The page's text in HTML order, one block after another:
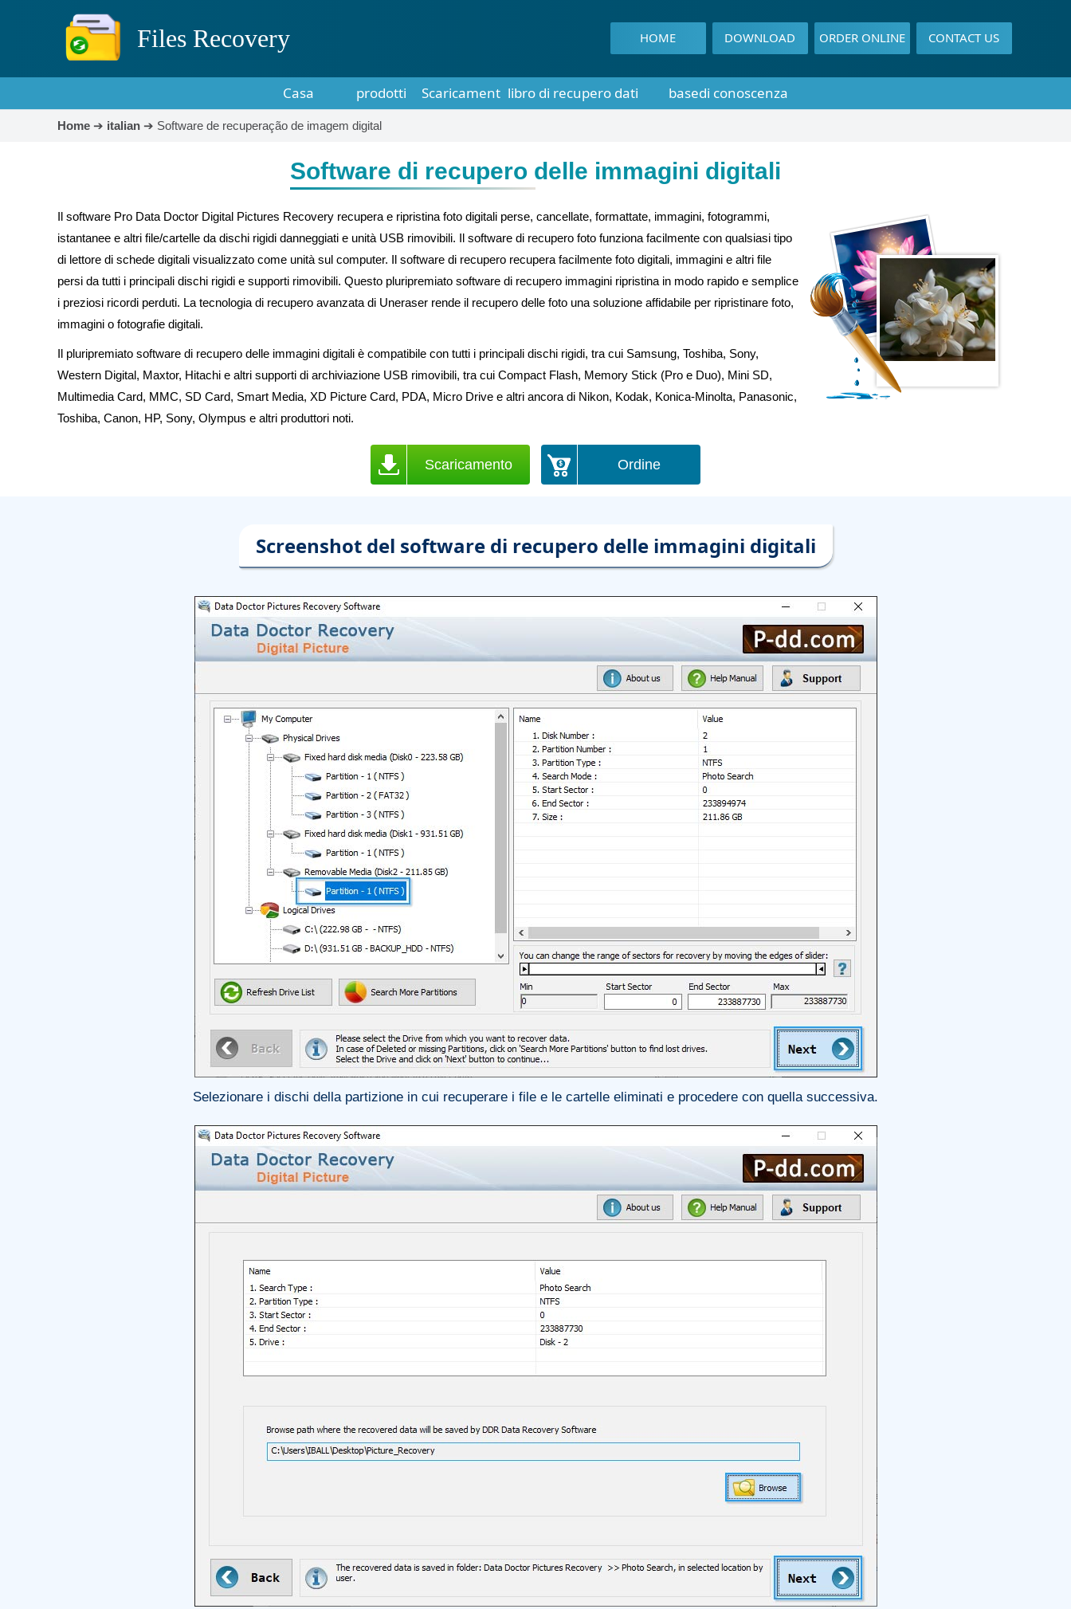
Files Recovery HOME DOWNLOAD ORDER ONLINE CONTACT US
Casa prodotti Scaricamento libro di recupero dati basedi conoscenza
Home➔ italian➔ Software de recuperação de imagem digital
Software di recupero delle immagini digitali
Il software Pro Data Doctor Digital Pictures Recovery recupera e ripristina foto digitali perse, cancellate, formattate, immagini, fotogrammi,
istantanee e altri file/cartelle da dischi rigidi danneggiati e unità USB rimovibili. Il software di recupero foto funziona facilmente con qualsiasi tipo
di lettore di schede digitali visualizzato come unità sul computer. Il software di recupero recupera facilmente foto digitali, immagini e altri file
persi da tutti i principali dischi rigidi e supporti rimovibili. Questo pluripremiato software di recupero immagini ripristina in modo rapido e semplice
i preziosi ricordi perduti. La tecnologia di recupero avanzata di Uneraser rende il recupero delle foto una soluzione affidabile per ripristinare foto,
immagini o fotografie digitali.
Il pluripremiato software di recupero delle immagini digitali è compatibile con tutti i principali dischi rigidi, tra cui Samsung, Toshiba, Sony,
Western Digital, Maxtor, Hitachi e altri supporti di archiviazione USB rimovibili, tra cui Compact Flash, Memory Stick (Pro e Duo), Mini SD,
Multimedia Card, MMC, SD Card, Smart Media, XD Picture Card, PDA, Micro Drive e altri ancora di Nikon, Kodak, Konica-Minolta, Panasonic,
Toshiba, Canon, HP, Sony, Olympus e altri produttori noti.
Scaricamento Ordine
Screenshot del software di recupero delle immagini digitali
Selezionare i dischi della partizione in cui recuperare i file e le cartelle eliminati e procedere con quella successiva.